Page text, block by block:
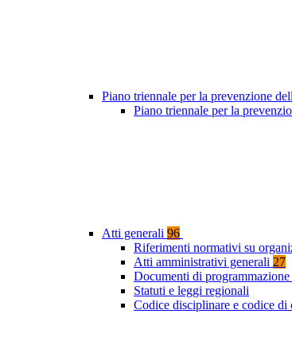
Piano triennale per la prevenzione
Piano triennale per la
Atti generali 96
Riferimenti normativi su
Atti amministrativi generali 27
Documenti di programmazione
Statuti e leggi regionali
Codice disciplinare e codice di